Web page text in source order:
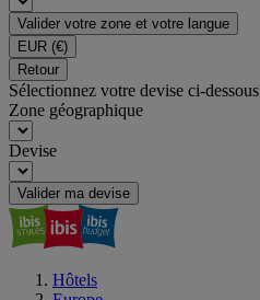
Valider votre zone et votre langue
EUR (€)
Retour
Sélectionnez votre devise ci-dessous
Zone géographique
Devise
Valider ma devise
Hôtels